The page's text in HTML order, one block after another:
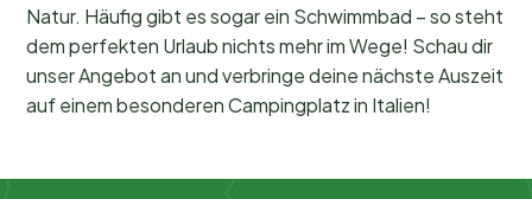
Natur. Häufig gibt es sogar ein Schwimmbad – so steht
dem perfekten Urlaub nichts mehr im Wege! Schau dir
unser Angebot an und verbringe deine nächste Auszeit
auf einem besonderen Campingplatz in Italien!